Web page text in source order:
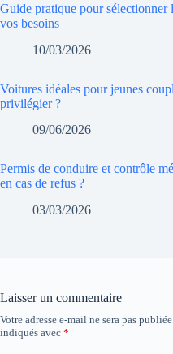
Guide pratique pour sélectionner
vos besoins
10/03/2026
Voitures idéales pour jeunes
privilégier ?
09/06/2026
Permis de conduire et contrôle
en cas de refus ?
03/03/2026
Laisser un commentaire
Votre adresse e-mail ne sera pas
indiqués avec *